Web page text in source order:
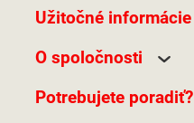
Užitočné informácie
O spoločnosti
Potrebujete poradiť?